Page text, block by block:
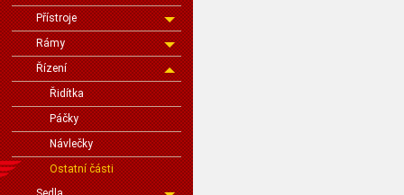
Přístroje
Rámy
Řízení
Řidítka
Páčky
Návlečky
Ostatní části